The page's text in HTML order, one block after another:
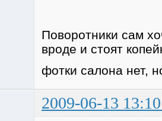
Поворотники сам
вроде и стоят
фотки салона нет,
2009-06-13